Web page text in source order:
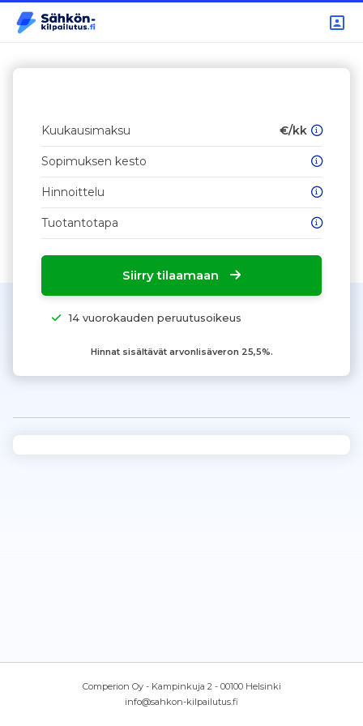
Kuukausimaksu €/kk
Sopimuksen kesto
Hinnoittelu
Tuotantotapa
Siirry tilaamaan
14 vuorokauden peruutusoikeus
Hinnat sisältävät arvonlisäveron 25,5%.
Comperion Oy - Kampinkuja 2 - 00100 Helsinki
info@sahkon-kilpailutus.fi